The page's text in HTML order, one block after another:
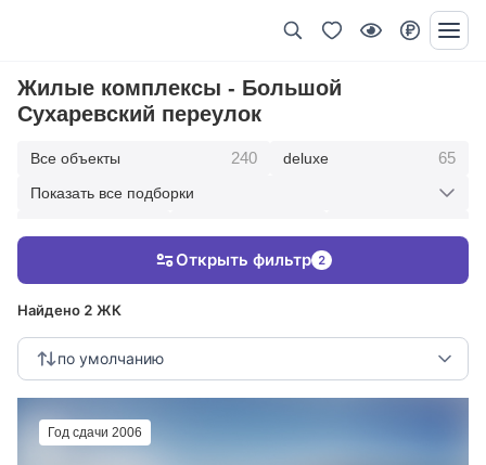
Жилые комплексы - Большой
Сухаревский переулок
Все объекты 240 deluxe 65
123 клубные дома
Показать все подборки
Найдено 2 ЖК
по умолчанию
Открыть фильтр 2
Год сдачи 2006